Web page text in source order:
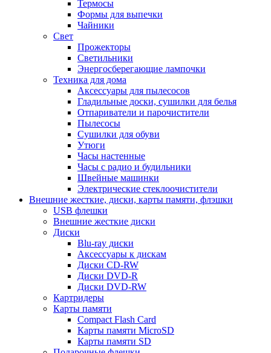
Термосы
Формы для выпечки
Чайники
Свет
Прожекторы
Светильники
Энергосберегающие лампочки
Техника для дома
Аксессуары для пылесосов
Гладильные доски, сушилки для белья
Отпариватели и парочистители
Пылесосы
Сушилки для обуви
Утюги
Часы настенные
Часы с радио и будильники
Швейные машинки
Электрические стеклоочистители
Внешние жесткие, диски, карты памяти, флэшки
USB флешки
Внешние жесткие диски
Диски
Blu-ray диски
Аксессуары к дискам
Диски CD-RW
Диски DVD-R
Диски DVD-RW
Картридеры
Карты памяти
Compact Flash Card
Карты памяти MicroSD
Карты памяти SD